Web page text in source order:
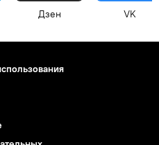
Дзен VK